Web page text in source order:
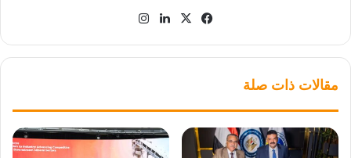
فيسبوك
‫X لينكدإن
مقالات ذات صلة